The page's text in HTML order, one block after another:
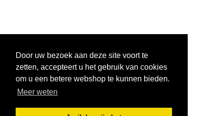
Door uw bezoek aan deze site voort te
zetten, accepteert u het gebruik van cookies
om u een betere webshop te kunnen bieden.
Meer weten